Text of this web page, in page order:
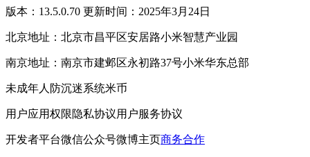
版本：13.5.0.70 更新时间：2025年3月24日
北京地址：北京市昌平区安居路小米智慧产业园
南京地址：南京市建邺区永初路37号小米华东总部
未成年人防沉迷系统米币
用户应用权限隐私协议用户服务协议
开发者平台微信公众号微博主页商务合作